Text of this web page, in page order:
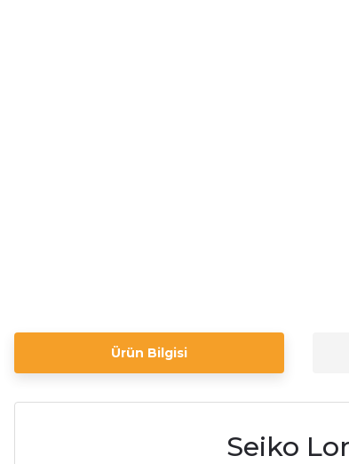
Ürün Bilgisi
Seiko